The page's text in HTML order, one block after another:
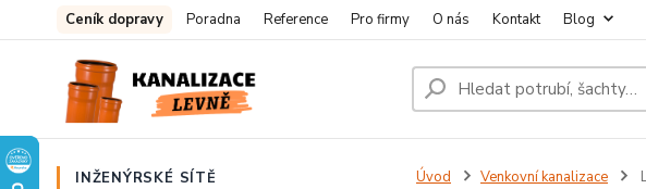
Ceník dopravy Poradna Reference Pro firmy O nás Kontakt Blog
INŽENÝRSKÉ SÍTĚ Úvod Venkovní kanalizace